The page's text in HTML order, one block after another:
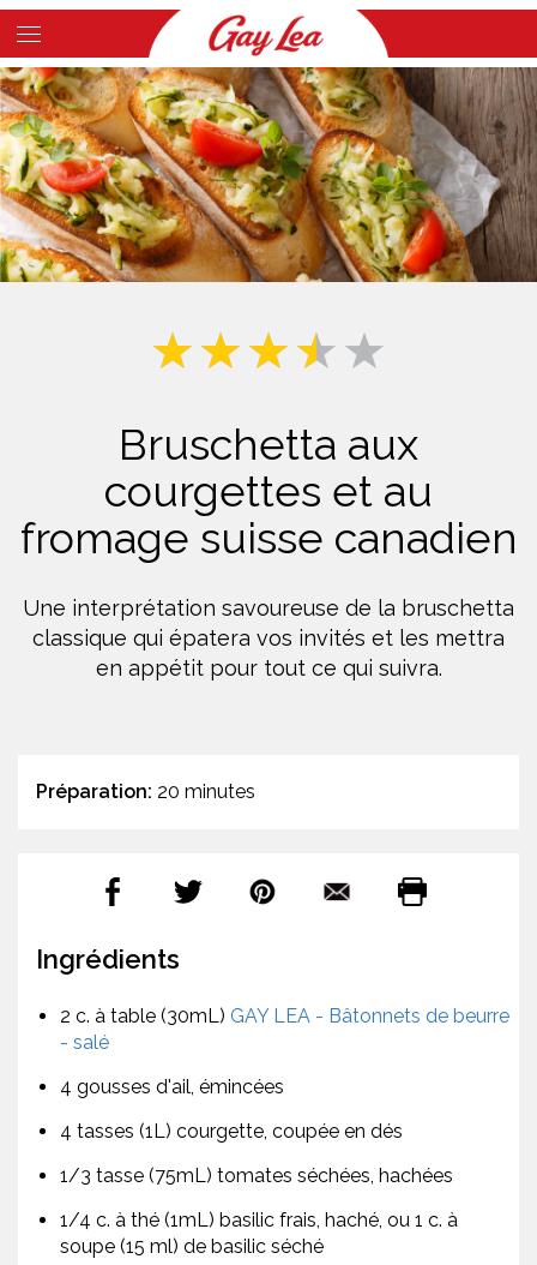
Skip
to
main
content
Main
Content
Bruschetta aux
courgettes et au
fromage suisse canadien
Une interprétation savoureuse de la bruschetta
classique qui épatera vos invités et les mettra
en appétit pour tout ce qui suivra.
Préparation: 20 minutes
Ingrédients
2 c. à table (30mL) GAY LEA - Bâtonnets de beurre
- salé
4 gousses d'ail, émincées
4 tasses (1L) courgette, coupée en dés
1/3 tasse (75mL) tomates séchées, hachées
1/4 c. à thé (1mL) basilic frais, haché, ou 1 c. à
soupe (15 ml) de basilic séché